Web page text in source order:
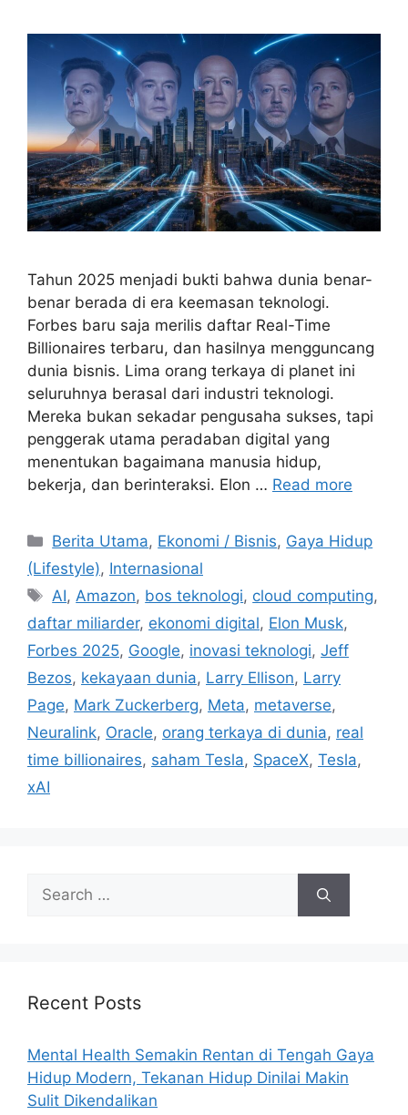
Tahun 2025 menjadi bukti bahwa dunia benar-
benar berada di era keemasan teknologi.
Forbes baru saja merilis daftar Real-Time
Billionaires terbaru, dan hasilnya mengguncang
dunia bisnis. Lima orang terkaya di planet ini
seluruhnya berasal dari industri teknologi.
Mereka bukan sekadar pengusaha sukses, tapi
penggerak utama peradaban digital yang
menentukan bagaimana manusia hidup,
bekerja, dan berinteraksi. Elon … Read more
C
a
e
g
o
r
i
e
s
Berita Utama, Ekonomi / Bisnis, Gaya Hidup
(Lifestyle), Internasional
T
a
s
AI,Amazon, bos teknologi, cloud computing,
daftar miliarder, ekonomi digital, Elon Musk,
Forbes 2025, Google, inovasi teknologi, Jeff
Bezos, kekayaan dunia, Larry Ellison, Larry
Page, Mark Zuckerberg, Meta, metaverse,
Neuralink, Oracle, orang terkaya di dunia, real
time billionaires, saham Tesla, SpaceX, Tesla,
xAI
h
r
:
Recent Posts
Mental Health Semakin Rentan di Tengah Gaya
Hidup Modern, Tekanan Hidup Dinilai Makin
Sulit Dikendalikan